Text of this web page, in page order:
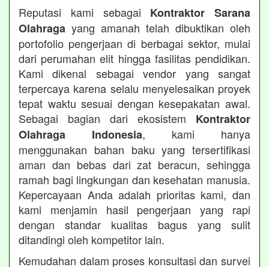
Reputasi kami sebagai Kontraktor Sarana
Olahraga yang amanah telah dibuktikan oleh
portofolio pengerjaan di berbagai sektor, mulai
dari perumahan elit hingga fasilitas pendidikan.
Kami dikenal sebagai vendor yang sangat
terpercaya karena selalu menyelesaikan proyek
tepat waktu sesuai dengan kesepakatan awal.
Sebagai bagian dari ekosistem Kontraktor
Olahraga Indonesia, kami hanya
menggunakan bahan baku yang tersertifikasi
aman dan bebas dari zat beracun, sehingga
ramah bagi lingkungan dan kesehatan manusia.
Kepercayaan Anda adalah prioritas kami, dan
kami menjamin hasil pengerjaan yang rapi
dengan standar kualitas bagus yang sulit
ditandingi oleh kompetitor lain.
Kemudahan dalam proses konsultasi dan survei